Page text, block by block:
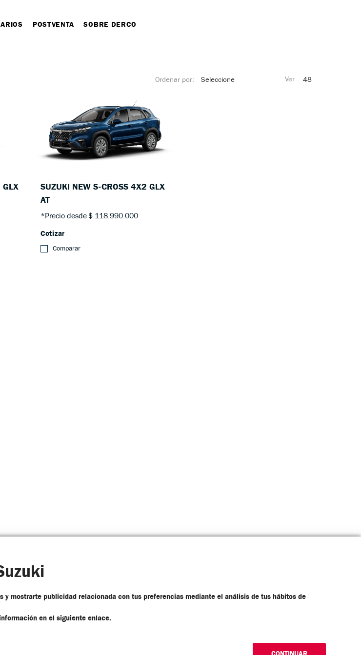
POSTVENTA SOBRE DERCO
Ordenar por:
GLX
SUZUKI NEW S-CROSS 4X2 GLX
AT
*Precio desde $ 118.990.000
Cotizar
Comparar
mostrarte publicidad relacionada con tus preferencias mediante el análisis de tus hábitos de
en el siguiente enlace.